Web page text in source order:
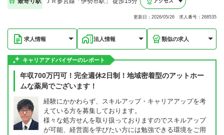
更新日：2026/05/26 求人番号：268535
求人情報 法人情報 類似の求人
キャリアアドバイザーのレポート
年収700万円可！完全週休2日制！地域密着型のアットホー
ムな薬局でございます！
経験にかかわらず、スキルアップ・キャリアアップを考
えている方を募集しております。
様々な処方せんを取り扱っておりますのでスキルアップ
が可能、経営面を学びたい方には勉強できる環境をご用